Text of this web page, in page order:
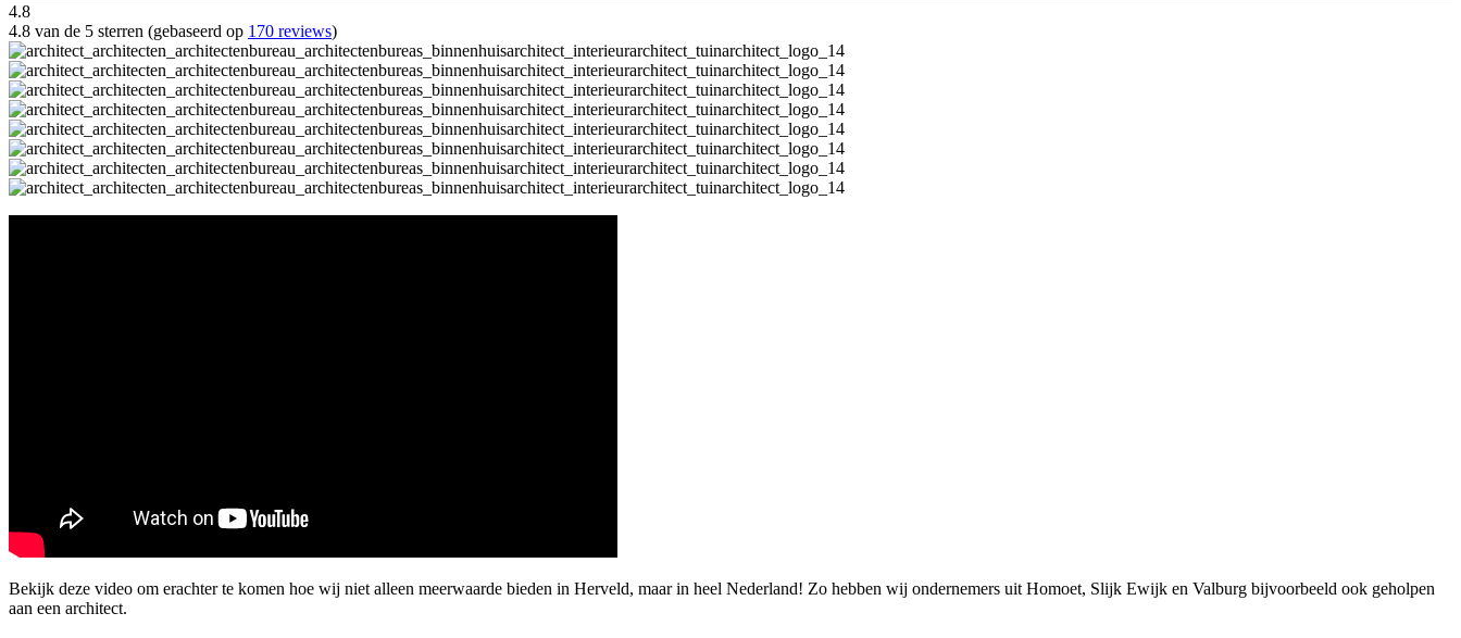
4.8
4.8 van de 5 sterren (gebaseerd op 170 reviews)
Bekijk deze video om erachter te komen hoe wij niet alleen meerwaarde bieden in Herveld, maar in heel Nederland! Zo hebben wij ondernemers uit Homoet, Slijk Ewijk en Valburg bijvoorbeeld ook geholpen
aan een architect.